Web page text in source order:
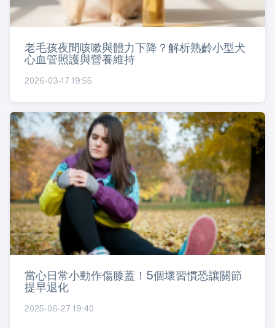
老毛孩夜間咳嗽與體力下降？解析熟齡小型犬
心血管照護與營養維持
2026-03-17 19:55
當心日常小動作傷膝蓋！5個壞習慣恐讓關節
提早退化
2025-06-27 19:40